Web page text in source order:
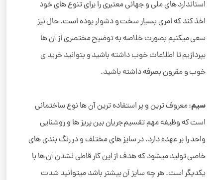
استاندارد های ملی و جهانی معتبری را برای تنوع های خود
اخذ کند که امری بسیار سخت و دشوار بوده است. حال نیز
سعی میکنیم بصورت خلاصه به توضیح مختصری از آن ها
بپردازیم تا اطلاعات خوب داشته باشید و بتوانید خرید ی
خوب و مقرون بصرفه داشته باشید.
سیم: معروف ترین و پر استفاده ترین آن ها نوع ساختمانی
است که وظیفه مهم تقسیم جریان بین پریز ها و روشنایی
واحد را بر عهده دارد. در سایز های مختلف و در رنگ بندی های
خاصی تولید میشود که هدف از این کار قاطی نشدن آن ها با
یکدیگر است. هر چه سایز آن بیشتر باشد میتوانید شدت